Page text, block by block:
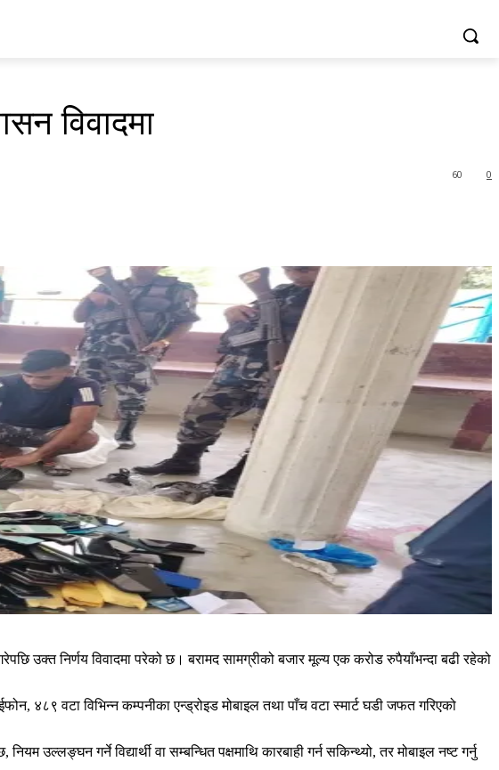
विवादमा
0
60
उक्त निर्णय विवादमा परेको छ। बरामद सामग्रीको बजार मूल्य एक करोड रुपैयाँभन्दा बढी रहेको
४८९ वटा विभिन्न कम्पनीका एन्ड्रोइड मोबाइल तथा पाँच वटा स्मार्ट घडी जफत गरिएको
गर्ने विद्यार्थी वा सम्बन्धित पक्षमाथि कारबाही गर्न सकिन्थ्यो, तर मोबाइल नष्ट गर्नु